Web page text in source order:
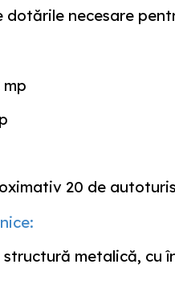
necesare
20 de
metalică, cu